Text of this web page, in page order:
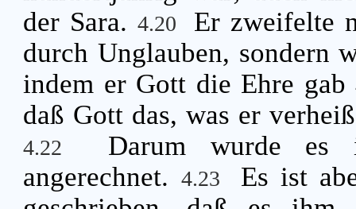
der Sara.4.20
Er zweifelte
durch Unglauben, sondern
indem er Gott die Ehre gab
daß Gott das, was er
4.22
Darum wurde es
angerechnet. 4.23
Es ist